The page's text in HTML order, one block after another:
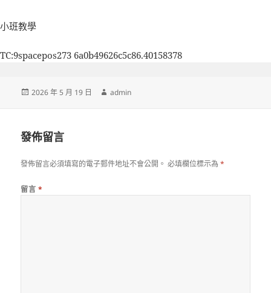
小班教學
TC:9spacepos273 6a0b49626c5c86.40158378
發
2026 年 5 月 19 日
作
admin
發佈留言
發佈留言必須填寫的電子郵件地址不會公開。 必填欄位標示為*
留言 *